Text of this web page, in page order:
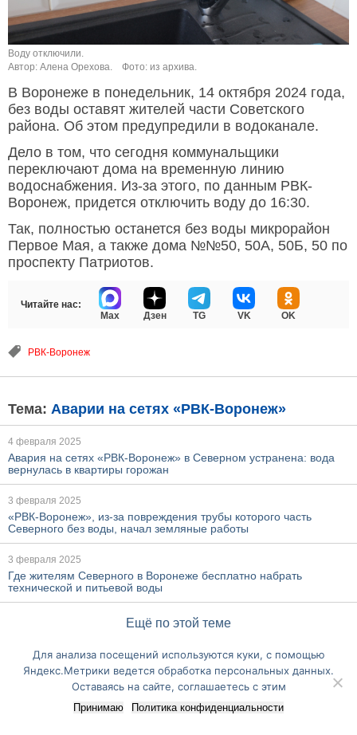
Воду отключили.
Автор: Алена Орехова.
Фото: из архива.
В Воронеже в понедельник, 14 октября 2024 года,
без воды оставят жителей части Советского
района. Об этом предупредили в водоканале.
Дело в том, что сегодня коммунальщики
переключают дома на временную линию
водоснабжения. Из-за этого, по данным РВК-
Воронеж, придется отключить воду до 16:30.
Так, полностью останется без воды микрорайон
Первое Мая, а также дома №№50, 50А, 50Б, 50 по
проспекту Патриотов.
Читайте нас:
Max
Дзен TG VK OK
РВК-Воронеж
Тема: Аварии на сетях «РВК-Воронеж»
4 февраля 2025
Авария на сетях «РВК-Воронеж» в Северном устранена: вода
вернулась в квартиры горожан
3 февраля 2025
«РВК-Воронеж», из-за повреждения трубы которого часть
Северного без воды, начал земляные работы
3 февраля 2025
Где жителям Северного в Воронеже бесплатно набрать
технической и питьевой воды
Ещё по этой теме
Перейти на полную версию сайта
Для анализа посещений используются куки, с помощью
Яндекс.Метрики ведется обработка персональных данных.
Оставаясь на сайте, соглашаетесь с этим
Принимаю Политика конфиденциальности